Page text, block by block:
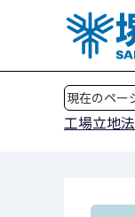
現在のペー
工場立地